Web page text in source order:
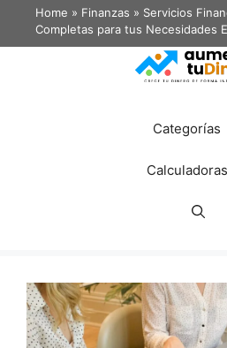
Home » Finanzas » Servicios
Completas para tus Necesidades
Categorías
Calculadoras